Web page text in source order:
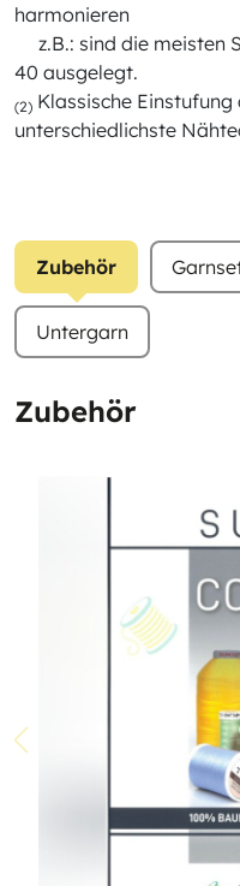
harmonieren
z.B.: sind die meisten
40 ausgelegt.
(2) Klassische
unterschiedlichste
Zubehör
Untergarn
Zubehör